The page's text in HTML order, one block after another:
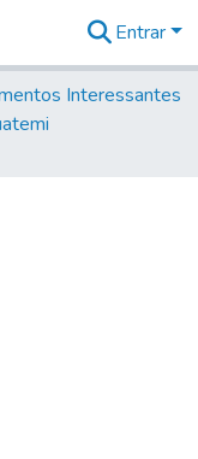
Entrar
Interessantes